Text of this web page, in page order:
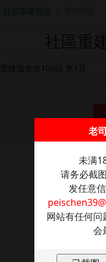
社區重建協會
老
未满
请务必截
发任意
网站有任何
会